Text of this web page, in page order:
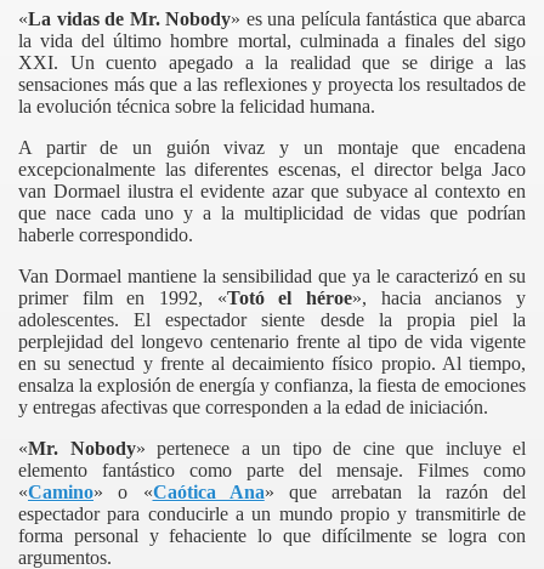
«La vidas de Mr. Nobody» es una película fantástica que abarca
la vida del último hombre mortal, culminada a finales del sigo
XXI. Un cuento apegado a la realidad que se dirige a las
sensaciones más que a las reflexiones y proyecta los resultados de
la evolución técnica sobre la felicidad humana.
A partir de un guión vivaz y un montaje que encadena
excepcionalmente las diferentes escenas, el director belga Jaco
van Dormael ilustra el evidente azar que subyace al contexto en
que nace cada uno y a la multiplicidad de vidas que podrían
haberle correspondido.
Van Dormael mantiene la sensibilidad que ya le caracterizó en su
primer film en 1992, «Totó el héroe», hacia ancianos y
adolescentes. El espectador siente desde la propia piel la
perplejidad del longevo centenario frente al tipo de vida vigente
en su senectud y frente al decaimiento físico propio. Al tiempo,
ensalza la explosión de energía y confianza, la fiesta de emociones
y entregas afectivas que corresponden a la edad de iniciación.
«Mr. Nobody» pertenece a un tipo de cine que incluye el
elemento fantástico como parte del mensaje. Filmes como
«Camino» o «Caótica Ana» que arrebatan la razón del
espectador para conducirle a un mundo propio y transmitirle de
forma personal y fehaciente lo que difícilmente se logra con
argumentos.